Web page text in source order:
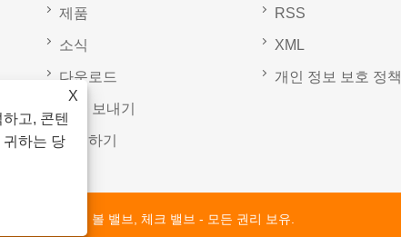
X
고, 콘텐
귀하는 당
제품
소식
다운로드
문의 보내기
문의하기
RSS
XML
개인 정보 보호 정책
, 게이트 밸브, 볼 밸브, 체크 밸브 - 모든 권리 보유.